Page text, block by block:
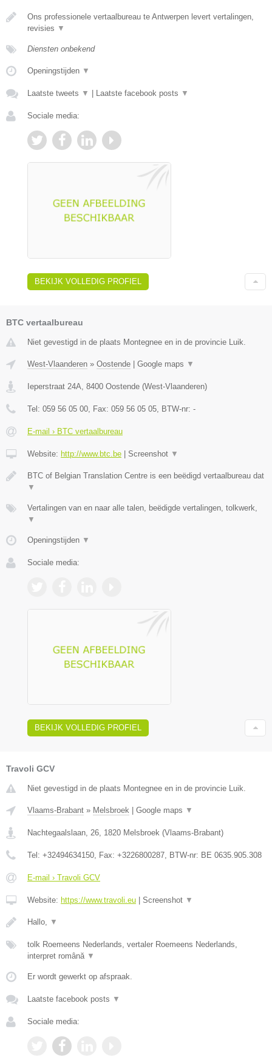
Ons professionele vertaalbureau te Antwerpen levert vertalingen,
revisies ▼
Diensten onbekend
Openingstijden ▼
Laatste tweets ▼ Laatste facebook posts ▼
Sociale media:
BEKIJK VOLLEDIG PROFIEL
BTC vertaalbureau
Niet gevestigd in de plaats Montegnee en in de provincie Luik.
West-Vlaanderen » Oostende | Google maps ▼
Ieperstraat 24A 8400 Oostende (West-Vlaanderen)
Tel: 059 56 05 00 , Fax: 059 56 05 05 , BTW-nr: -
E-mail › BTC vertaalbureau
Website: http://www.btc.be | Screenshot ▼
BTC of Belgian Translation Centre is een beëdigd vertaalbureau dat
▼
Vertalingen van en naar alle talen, beëdigde vertalingen, tolkwerk,
▼
Openingstijden ▼
Sociale media:
BEKIJK VOLLEDIG PROFIEL
Travoli GCV
Niet gevestigd in de plaats Montegnee en in de provincie Luik.
Vlaams-Brabant » Melsbroek Google maps ▼
Nachtegaalslaan, 26, 1820 Melsbroek (Vlaams-Brabant)
Tel: +32494634150, Fax: +3226800287, BTW-nr: BE 0635.905.308
E-mail › Travoli GCV
Website: https://www.travoli.eu Screenshot ▼
Hallo, ▼
tolk Roemeens Nederlands, vertaler Roemeens Nederlands,
interpret română ▼
Er wordt gewerkt op afspraak.
Laatste facebook posts ▼
Sociale media: